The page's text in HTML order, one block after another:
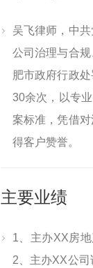
吴飞律师，中
公司治理与合
肥市政府行政
30余次，以专
案标准，凭借
得客户赞誉。
主要业绩
1、主办XX房
2、主办XX公